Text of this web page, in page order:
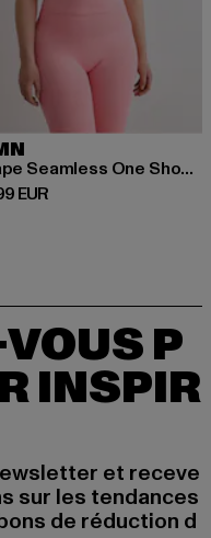
Shape Seamless One Shoulder Bralette
EUR 46,99 EUR
P
INSPIR
et receve
sur les tendances
de réduction d